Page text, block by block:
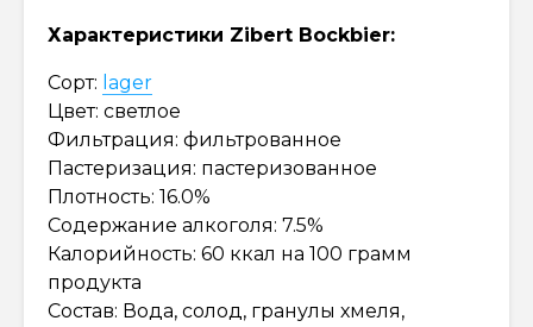
Характеристики Zibert Bockbier:
Сорт: lager
Цвет: светлое
Фильтрация: фильтрованное
Пастеризация: пастеризованное
Плотность: 16.0%
Содержание алкоголя: 7.5%
Калорийность: 60 ккал на 100 грамм
продукта
Состав: Вода, солод, гранулы хмеля,